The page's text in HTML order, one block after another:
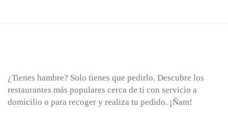
¿Tienes hambre? Solo tienes que pedirlo. Descubre los
restaurantes más populares cerca de ti con servicio a
domicilio o para recoger y realiza tu pedido. ¡Ñam!